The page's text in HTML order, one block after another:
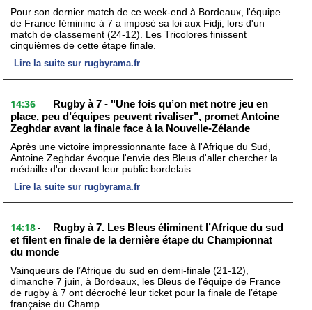
Pour son dernier match de ce week-end à Bordeaux, l'équipe
de France féminine à 7 a imposé sa loi aux Fidji, lors d'un
match de classement (24-12). Les Tricolores finissent
cinquièmes de cette étape finale.
Lire la suite sur rugbyrama.fr
14:36 -
Rugby à 7 - "Une fois qu’on met notre jeu en
place, peu d’équipes peuvent rivaliser", promet Antoine
Zeghdar avant la finale face à la Nouvelle-Zélande
Après une victoire impressionnante face à l'Afrique du Sud,
Antoine Zeghdar évoque l'envie des Bleus d'aller chercher la
médaille d'or devant leur public bordelais.
Lire la suite sur rugbyrama.fr
14:18 -
Rugby à 7. Les Bleus éliminent l’Afrique du sud
et filent en finale de la dernière étape du Championnat
du monde
Vainqueurs de l’Afrique du sud en demi-finale (21-12),
dimanche 7 juin, à Bordeaux, les Bleus de l’équipe de France
de rugby à 7 ont décroché leur ticket pour la finale de l’étape
française du Champ...